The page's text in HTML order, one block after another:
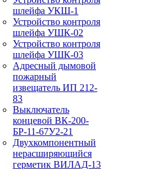
шлейфа УКШ-1
Устройство контроля
шлейфа УШК-02
Устройство контроля
шлейфа УШК-03
Адресный дымовой
пожарный
извещатель ИП 212-
83
Выключатель
концевой ВК-200-
БР-11-67У2-21
Двухкомпонентный
нерасширяющийся
герметик ВИЛАД-13